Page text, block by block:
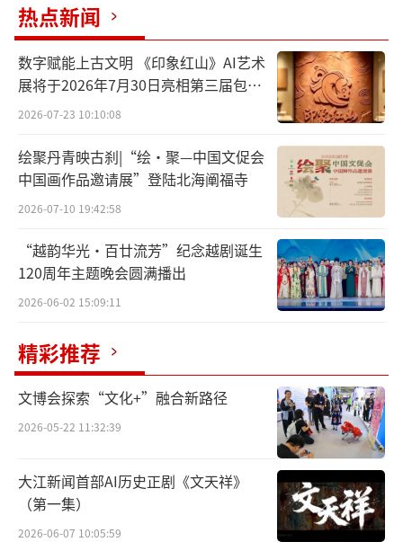
在阿克苏地区沙雅县努尔巴克乡兰帕村，
棉农操作高效节水设备进行灌溉，不远处无人
机正面向棉田喷洒农药。美籍艺术家瑞秋看到
后说：“棉花长势真好，没想到新疆农业机械
化、自动化程度这么高，令人震撼。”
天津美术学院工艺美术系副教授陈卓和蒙
古国艺术家莫德格玛则被克孜尔千佛洞的壁画
莫德格玛说，新疆的文化遗迹被保护得很
好，不但有丰富的色彩，还有动人的历史故
任编辑：陈玲玲）
热点新闻
数字赋能上古文明 《印象红山》AI艺术
展将于2026年7月30日亮相第三届包头
艺博会
2026-07-23 10:10:08
绘聚丹青映古刹|“绘·聚—中国文促会
中国画作品邀请展”登陆北海阐福寺
2026-07-10 19:42:58
“越韵华光·百廿流芳”纪念越剧诞生
120周年主题晚会圆满播出
2026-06-02 15:09:11
精彩推荐
文博会探索“文化+”融合新路径
2026-05-22 11:32:39
大江新闻首部AI历史正剧《文天祥》
（第一集）
2026-06-07 10:05:59